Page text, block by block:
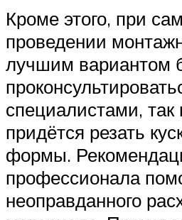
Кроме этого, при
проведении
лучшим вариантом
специалистами, так
придётся резать
формы.
профессионала
неоправданного